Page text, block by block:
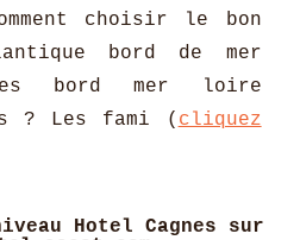
choisir le bon
bord de mer
bord mer loire
? Les fami ( cliquez
Hotel Cagnes sur